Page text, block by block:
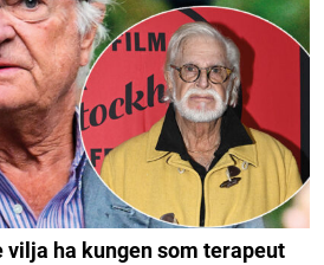
vilja ha kungen som terapeut